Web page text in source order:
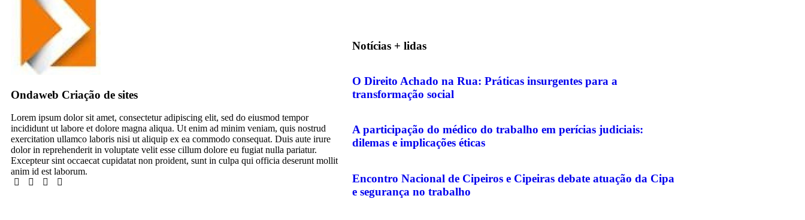
Ondaweb Criação de sites
Lorem ipsum dolor sit amet, consectetur adipiscing elit, sed do eiusmod tempor
incididunt ut labore et dolore magna aliqua. Ut enim ad minim veniam, quis nostrud
exercitation ullamco laboris nisi ut aliquip ex ea commodo consequat. Duis aute irure
dolor in reprehenderit in voluptate velit esse cillum dolore eu fugiat nulla pariatur.
Excepteur sint occaecat cupidatat non proident, sunt in culpa qui officia deserunt mollit
anim id est laborum.
Notícias + lidas
O Direito Achado na Rua: Práticas insurgentes para a
transformação social
A participação do médico do trabalho em perícias judiciais:
dilemas e implicações éticas
Encontro Nacional de Cipeiros e Cipeiras debate atuação da Cipa
e segurança no trabalho